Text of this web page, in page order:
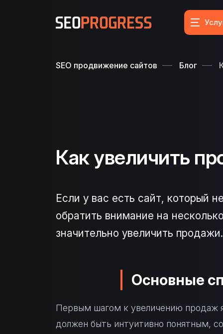
SEO продвижение сайтов Блог
Как увеличить
Если у вас есть сайт, который
обратить внимание на
значительно увеличить продажи.
Основные
Первым шагом к увеличению продаж
должен быть интуитивно понятным,